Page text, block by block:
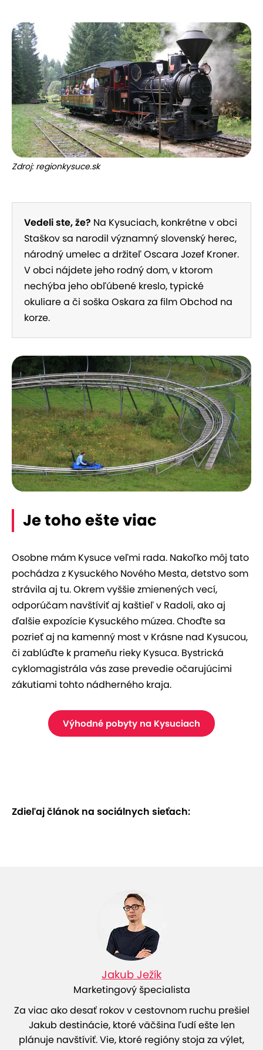
Zdroj: regionkysuce.sk
Vedeli ste, že? Na Kysuciach, konkrétne v obci
Staškov sa narodil významný slovenský herec,
národný umelec a držiteľ Oscara Jozef Kroner.
V obci nájdete jeho rodný dom, v ktorom
nechýba jeho obľúbené kreslo, typické
okuliare a či soška Oskara za film Obchod na
korze.
Je toho ešte viac
Osobne mám Kysuce veľmi rada. Nakoľko môj tato
pochádza z Kysuckého Nového Mesta, detstvo som
strávila aj tu. Okrem vyššie zmienených vecí,
odporúčam navštíviť aj kaštieľ v Radoli, ako aj
ďalšie expozície Kysuckého múzea. Choďte sa
pozrieť aj na kamenný most v Krásne nad Kysucou,
či zablúďte k prameňu rieky Kysuca. Bystrická
cyklomagistrála vás zase prevedie očarujúcimi
zákutiami tohto nádherného kraja.
Výhodné pobyty na Kysuciach
Zdieľaj článok na sociálnych sieťach:
Jakub Ježík
Marketingový špecialista
Za viac ako desať rokov v cestovnom ruchu prešiel
Jakub destinácie, ktoré väčšina ľudí ešte len
plánuje navštíviť. Vie, ktoré regióny stoja za výlet,